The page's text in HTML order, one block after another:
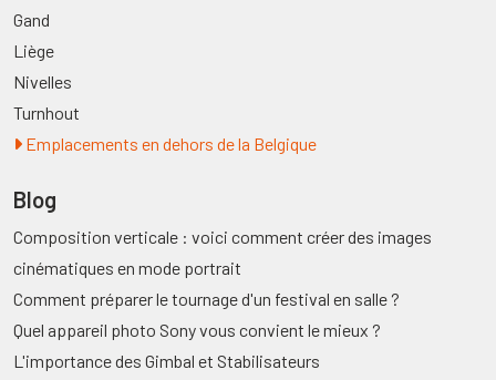
Gand
Liège
Nivelles
Turnhout
Emplacements en dehors de la Belgique
Blog
Composition verticale : voici comment créer des images
cinématiques en mode portrait
Comment préparer le tournage d'un festival en salle ?
Quel appareil photo Sony vous convient le mieux ?
L'importance des Gimbal et Stabilisateurs